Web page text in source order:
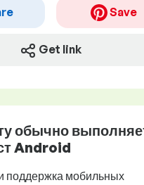
Save
Get link
обычно
Android
поддержка мобильных